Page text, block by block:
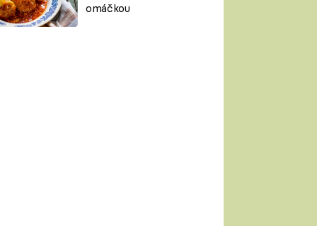
omáčkou